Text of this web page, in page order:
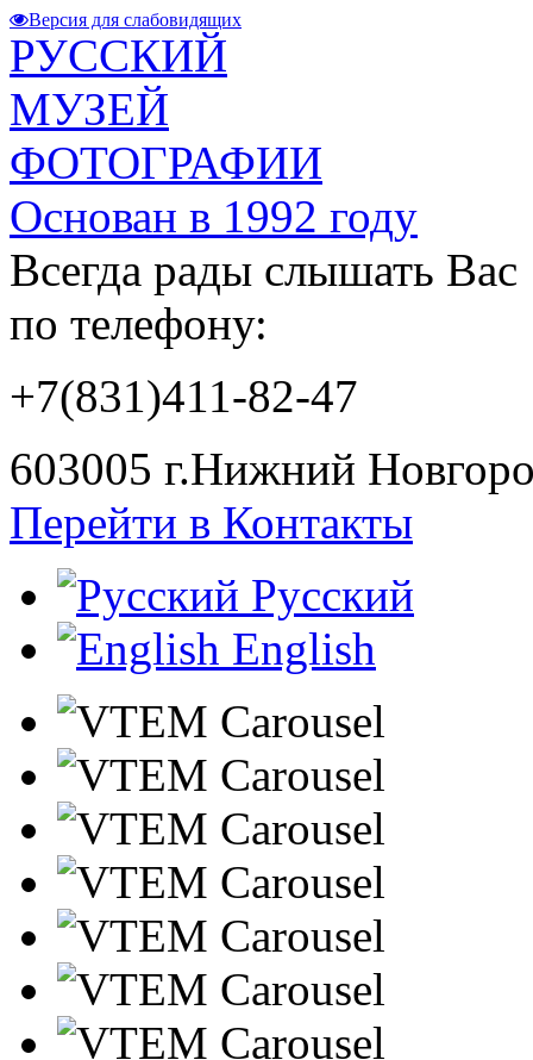
Версия для слабовидящих
РУССКИЙ
МУЗЕЙ
ФОТОГРАФИИ
Основан в 1992 году
Всегда рады слышать Вас
по телефону:
+7(831)411-82-47
603005 г.Нижний
Перейти в Контакты
Русский
English